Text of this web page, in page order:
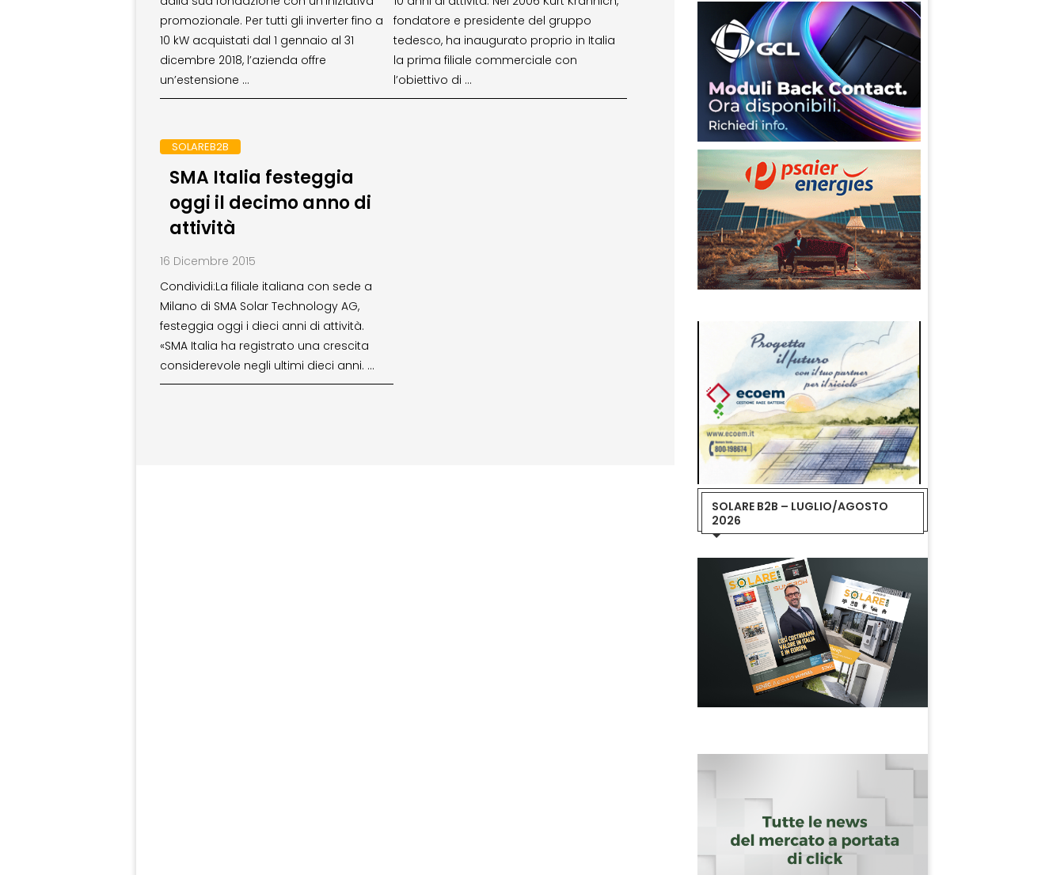
promozionale. Per tutti gli inverter fino a
10 kW acquistati dal 1 gennaio al 31
dicembre 2018, l’azienda offre
un’estensione …
fondatore e presidente del gruppo
tedesco, ha inaugurato proprio in Italia
la prima filiale commerciale con
l’obiettivo di …
SOLAREB2B
SMA Italia festeggia
oggi il decimo anno di
attività
16 Dicembre 2015
Condividi:La filiale italiana con sede a
Milano di SMA Solar Technology AG,
festeggia oggi i dieci anni di attività.
«SMA Italia ha registrato una crescita
considerevole negli ultimi dieci anni. …
SOLARE B2B – LUGLIO/AGOSTO
2026